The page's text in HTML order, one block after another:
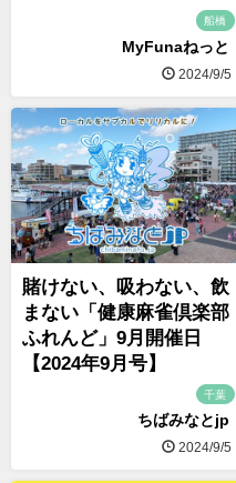
船橋
MyFunaねっと
2024/9/5
賭けない、吸わない、飲
まない「健康麻雀倶楽部
ふれんど」9月開催日
【2024年9月号】
千葉
ちばみなとjp
2024/9/5